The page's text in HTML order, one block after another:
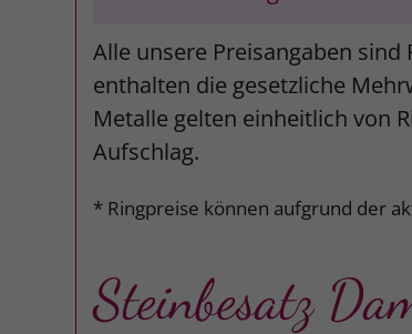
Alle unsere Preisangaben
enthalten die gesetzliche
Metalle gelten einheitlich von
Aufschlag.
* Ringpreise können aufgrund der
Steinbesatz